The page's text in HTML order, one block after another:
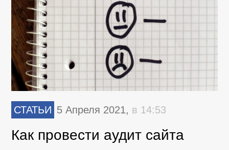
СТАТЬИ 5 Апреля 2021, в 14:53
Как провести аудит сайта